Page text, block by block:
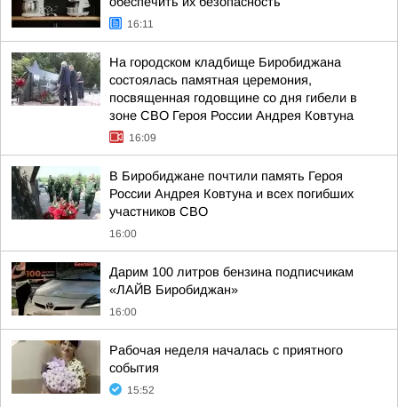
16:11
На городском кладбище Биробиджана
состоялась памятная церемония,
посвященная годовщине со дня гибели в
зоне СВО Героя России Андрея Ковтуна
16:09
В Биробиджане почтили память Героя
России Андрея Ковтуна и всех погибших
участников СВО
16:00
Дарим 100 литров бензина подписчикам
«ЛАЙВ Биробиджан»
16:00
Рабочая неделя началась с приятного
события
15:52